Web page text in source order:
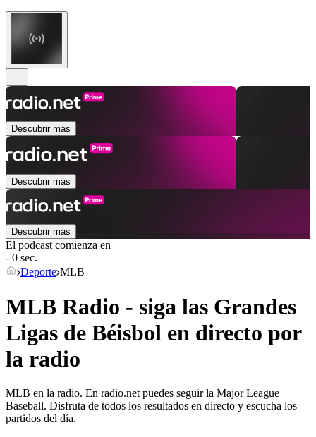
Descubrir más
Descubrir más
Descubrir más
El podcast comienza en
- 0 sec.
Deporte MLB
MLB Radio - siga las Grandes
Ligas de Béisbol en directo por
la radio
MLB en la radio. En radio.net puedes seguir la Major League
Baseball. Disfruta de todos los resultados en directo y escucha los
partidos del día.